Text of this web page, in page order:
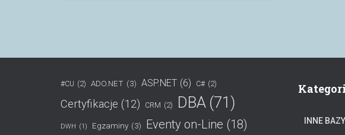
#CU (2) ADO.NET (3) ASP.NET (6) C# (2)
Certyfikacje (12) CRM (2) DBA (71)
DWH (1) Egzaminy (3) Eventy on-Line (18) INNE BAZY